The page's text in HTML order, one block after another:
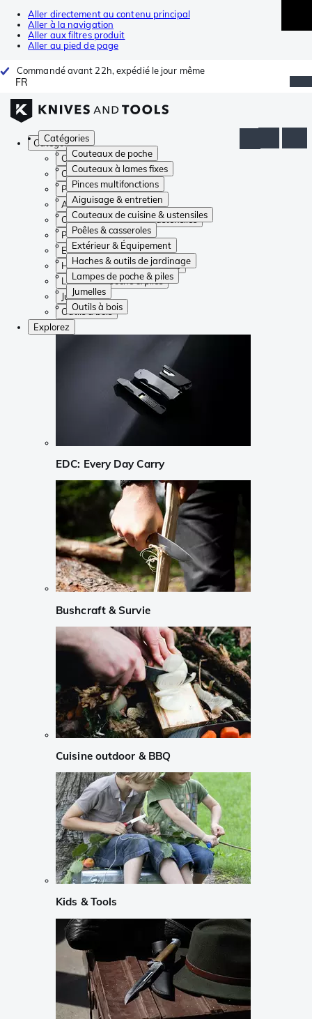
Aller directement au contenu principal
Aller à la navigation
Aller aux filtres produit
Aller au pied de page
Commandé avant 22h, expédié le jour même
FR
Catégories
Couteaux de poche
Couteaux à lames fixes
Pinces multifonctions
Aiguisage & entretien
Couteaux de cuisine & ustensiles
Poêles & casseroles
Extérieur & Équipement
Haches & outils de jardinage
Lampes de poche & piles
Jumelles
Outils à bois
Catégories
Couteaux de poche
Couteaux à lames fixes
Pinces multifonctions
Aiguisage & entretien
Couteaux de cuisine & ustensiles
Poêles & casseroles
Extérieur & Équipement
Haches & outils de jardinage
Lampes de poche & piles
Jumelles
Outils à bois
Explorez
EDC: Every Day Carry
Bushcraft & Survie
Cuisine outdoor & BBQ
Kids & Tools